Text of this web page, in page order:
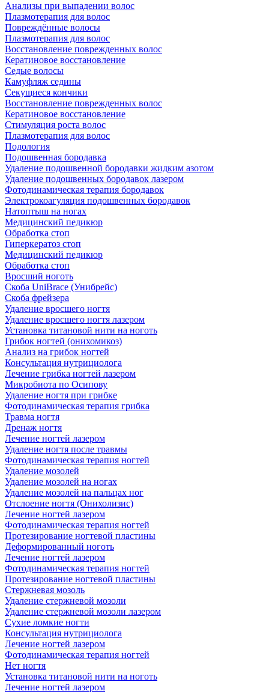
Анализы при выпадении волос
Плазмотерапия для волос
Повреждённые волосы
Плазмотерапия для волос
Восстановление поврежденных волос
Кератиновое восстановление
Седые волосы
Камуфляж седины
Секущиеся кончики
Восстановление поврежденных волос
Кератиновое восстановление
Стимуляция роста волос
Плазмотерапия для волос
Подология
Подошвенная бородавка
Удаление подошвенной бородавки жидким азотом
Удаление подошвенных бородавок лазером
Фотодинамическая терапия бородавок
Электрокоагуляция подошвенных бородавок
Натоптыш на ногах
Медицинский педикюр
Обработка стоп
Гиперкератоз стоп
Медицинский педикюр
Обработка стоп
Вросший ноготь
Скоба UniBrace (Унибрейс)
Скоба фрейзера
Удаление вросшего ногтя
Удаление вросшего ногтя лазером
Установка титановой нити на ноготь
Грибок ногтей (онихомикоз)
Анализ на грибок ногтей
Консультация нутрициолога
Лечение грибка ногтей лазером
Микробиота по Осипову
Удаление ногтя при грибке
Фотодинамическая терапия грибка
Травма ногтя
Дренаж ногтя
Лечение ногтей лазером
Удаление ногтя после травмы
Фотодинамическая терапия ногтей
Удаление мозолей
Удаление мозолей на ногах
Удаление мозолей на пальцах ног
Отслоение ногтя (Онихолизис)
Лечение ногтей лазером
Фотодинамическая терапия ногтей
Протезирование ногтевой пластины
Деформированный ноготь
Лечение ногтей лазером
Фотодинамическая терапия ногтей
Протезирование ногтевой пластины
Стержневая мозоль
Удаление стержневой мозоли
Удаление стержневой мозоли лазером
Сухие ломкие ногти
Консультация нутрициолога
Лечение ногтей лазером
Фотодинамическая терапия ногтей
Нет ногтя
Установка титановой нити на ноготь
Лечение ногтей лазером